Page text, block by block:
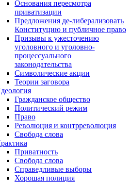
Основания пересмотра
приватизации
Предложения де-либерализовать
Конституцию и публичное право
Призывы к ужесточению
уголовного и уголовно-
процессуального
законодательства
Символические акции
Теории заговора
Гражданское общество
Политический режим
Право
Революция и контрреволюция
Свобода слова
Приватность
Свобода слова
Справедливые выборы
Хорошая полиция